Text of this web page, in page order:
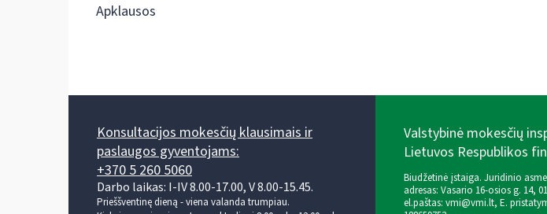
Apklausos
Konsultacijos mokesčių klausimais ir
paslaugos gyventojams:
+370 5 260 5060
Darbo laikas: I-IV 8.00-17.00, V 8.00-15.45.
Prieššventinę dieną - viena valanda trumpiau.
Valstybinė mokesčių
Lietuvos Respublikos
Biudžetinė įstaiga. Juridinio
adresas: Vasario 16-osios g. 14,
el.paštas: vmi@vmi.lt, E.